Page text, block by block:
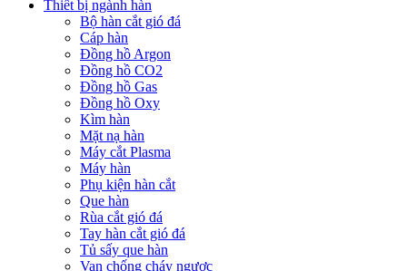
Thiết bị ngành hàn
Bộ hàn cắt gió đá
Cáp hàn
Đồng hồ Argon
Đồng hồ CO2
Đồng hồ Gas
Đồng hồ Oxy
Kìm hàn
Mặt nạ hàn
Máy cắt Plasma
Máy hàn
Phụ kiện hàn cắt
Que hàn
Rùa cắt gió đá
Tay hàn cắt gió đá
Tủ sấy que hàn
Van chống cháy ngược